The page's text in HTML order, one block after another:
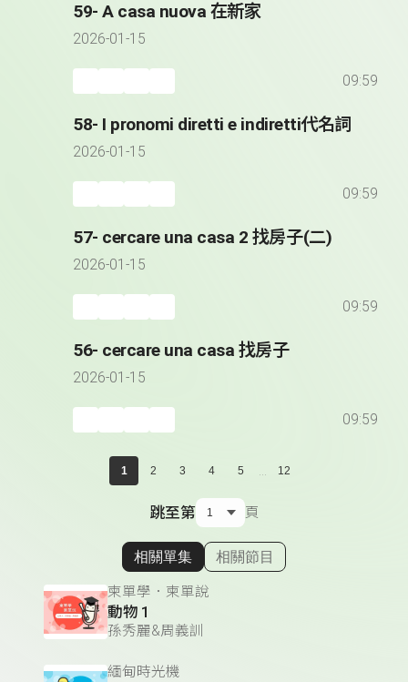
59- A casa nuova 在新家
2026-01-15
09:59
58- I pronomi diretti e indiretti代名詞
2026-01-15
09:59
57- cercare una casa 2 找房子(二)
2026-01-15
09:59
56- cercare una casa 找房子
2026-01-15
09:59
1 2 3 4 5 ... 12
跳至第 頁
顯示相關單集
相關單集 相關節目
柬單學．柬單說
動物 1
孫秀麗&周義訓
緬甸時光機